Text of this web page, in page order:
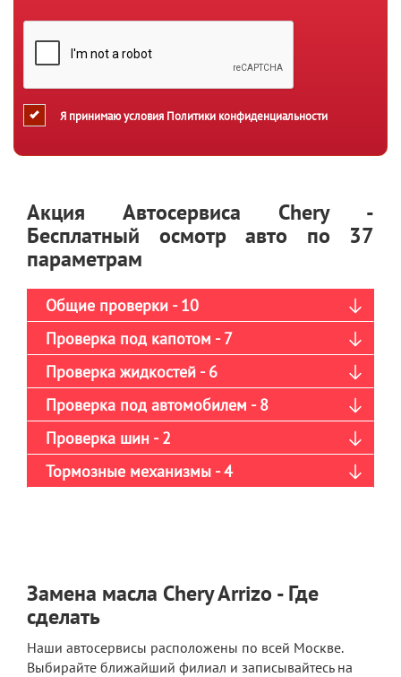
Я принимаю условия Политики конфиденциальности
Акция Автосервиса Chery -
Бесплатный осмотр авто по 37
параметрам
Общие проверки - 10
Проверка под капотом - 7
Проверка жидкостей - 6
Проверка под автомобилем - 8
Проверка шин - 2
Тормозные механизмы - 4
Замена масла Chery Arrizo - Где
сделать
Наши автосервисы расположены по всей Москве.
Выбирайте ближайший филиал и записывайтесь на